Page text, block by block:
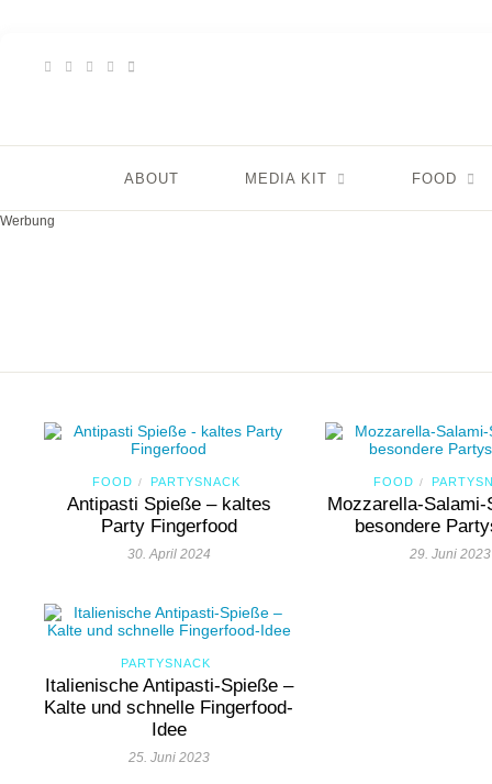
ABOUT MEDIA KIT FOOD
Werbung
FOOD / PARTYSNACK
Antipasti Spieße – kaltes
Party Fingerfood
30. April 2024
FOOD /
Mozzarella-
besondere
29. Juni 2023
PARTYSNACK
Italienische Antipasti-Spieße –
Kalte und schnelle Fingerfood-
Idee
25. Juni 2023